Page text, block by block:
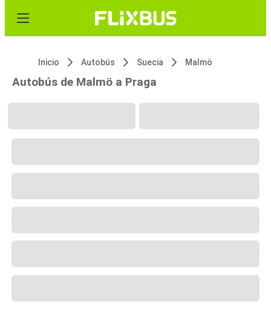
Inicio Autobús Suecia Malmö
Autobús de Malmö a Praga